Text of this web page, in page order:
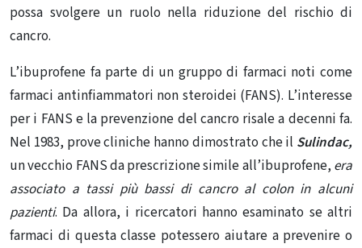
possa svolgere un ruolo nella riduzione del rischio di
cancro.
L’ibuprofene fa parte di un gruppo di farmaci noti come
farmaci antinfiammatori non steroidei (FANS). L’interesse
per i FANS e la prevenzione del cancro risale a decenni fa.
Nel 1983, prove cliniche hanno dimostrato che il Sulindac,
un vecchio FANS da prescrizione simile all’ibuprofene, era
associato a tassi più bassi di cancro al colonin alcuni
pazienti. Da allora, i ricercatori hanno esaminato se altri
farmaci di questa classe potessero aiutare a prevenire o